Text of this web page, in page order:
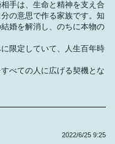
手は、生命と精神を支え合
の意思で作る家族です。知
婚を解消し、のちに本物の
限定していて、人生百年時
べての人に広げる契機とな
2022/6/25 9:25